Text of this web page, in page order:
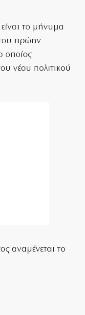
το μήνυμα
πρώην
οποίος
νέου πολιτικού
αναμένεται το